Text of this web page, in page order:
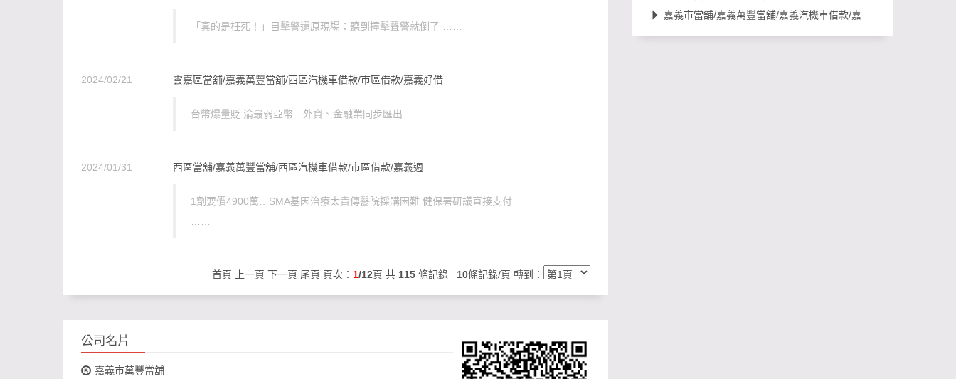
「真的是枉死！」目擊警還原現場：聽到撞擊聲警就倒了 ……
2024/02/21 雲嘉區當舖/嘉義萬豐當舖/西區汽機車借款/市區借款/嘉義好借
台幣爆量貶 淪最弱亞幣…外資、金融業同步匯出 ……
2024/01/31 西區當舖/嘉義萬豐當舖/西區汽機車借款/市區借款/嘉義週
1劑要價4900萬…SMA基因治療太貴傳醫院採購困難 健保署研議直接支付
……
首頁 上一頁 下一頁 尾頁 頁次： 1/12頁 共 115 條記錄 10條記錄/頁 轉到：
公司名片
嘉義市萬豐當舖
嘉義市當舖/嘉義萬豐當舖/嘉義汽機車借款/嘉義借款/嘉義土地